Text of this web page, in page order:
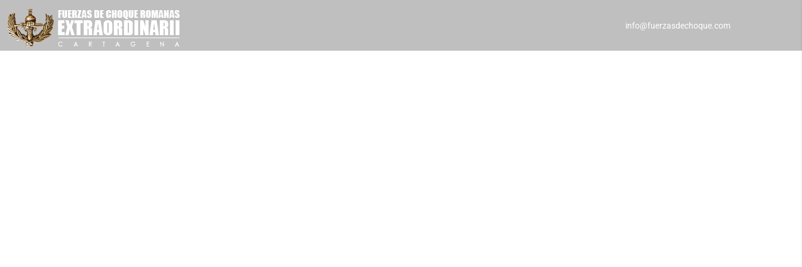
info@fuerzasdechoque.com